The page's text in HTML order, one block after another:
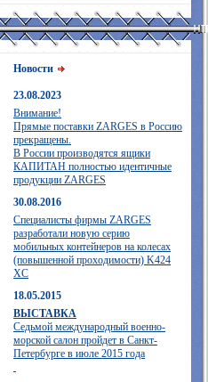
Новости
23.08.2023
Внимание!
Прямые поставки ZARGES в Россию
прекращены.
В России производятся ящики
КАПИТАН полностью идентичные
продукции ZARGES
30.08.2016
Специалисты фирмы ZARGES
разработали новую серию
мобильных контейнеров на колесах
(повышенной проходимости) K424
XC
18.05.2015
ВЫСТАВКА
Седьмой международный военно-
морской салон пройдет в Санкт-
Петербурге в июле 2015 года